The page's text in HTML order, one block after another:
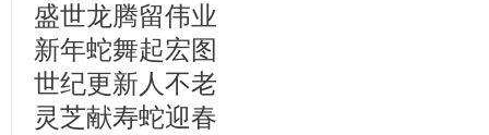
盛世龙腾留伟业
新年蛇舞起宏图
世纪更新人不老
灵芝献寿蛇迎春